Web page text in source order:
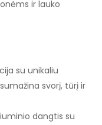
ir lauko
su unikaliu
svorį, tūrį ir
dangtis su